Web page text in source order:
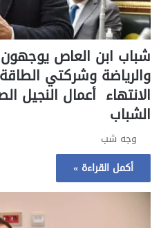
شباب ابن العاص يوجهون
والرياضة وشركتي
الانتهاء أعمال النجيل
الشباب
وجه شب
أكمل القراءة »